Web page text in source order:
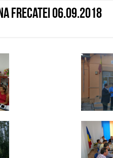
Frecatei 06.09.2018